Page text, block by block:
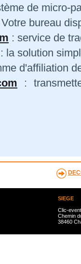
de micro-
Votre bureau
: service de
: la solution
d'affiliation
:
SIEGE
Clic-
Chemin
38460